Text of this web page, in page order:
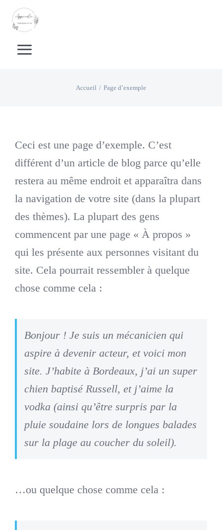
Passer
contenu
Toggle
Boutique supports pédagogiques
Calendrier
Apprentissage de la lecture
Rechercher:
Mon compte
Accueil Page d’exemple
Ceci est une page d’exemple. C’est
différent d’un article de blog parce qu’elle
restera au même endroit et apparaîtra dans
la navigation de votre site (dans la plupart
des thèmes). La plupart des gens
commencent par une page « À propos »
qui les présente aux personnes visitant du
site. Cela pourrait ressembler à quelque
chose comme cela :
Bonjour ! Je suis un mécanicien qui
aspire à devenir acteur, et voici mon
site. J’habite à Bordeaux, j’ai un super
chien baptisé Russell, et j’aime la
vodka (ainsi qu’être surpris par la
pluie soudaine lors de longues balades
sur la plage au coucher du soleil).
…ou quelque chose comme cela :